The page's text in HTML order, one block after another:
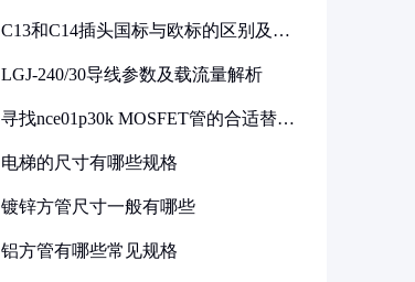
C13和C14插头国标与欧标的区别及其
LGJ-240/30导线参数及载流量解析
寻找nce01p30k MOSFET管的合适替代
电梯的尺寸有哪些规格
镀锌方管尺寸一般有哪些
铝方管有哪些常见规格